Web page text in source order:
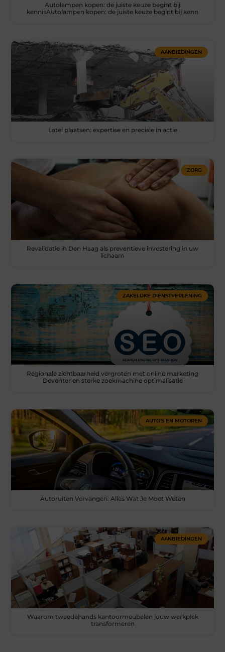
Autolampen kopen: de juiste keuze begint bij
kennisAutolampen kopen: de juiste keuze begint bij kenn
AANBIEDINGEN
Latei plaatsen: expertise en precisie in actie
ZORG
Revalidatie in Den Haag als preventieve investering in uw
lichaam
ZAKELIJKE DIENSTVERLENING
Regionale zichtbaarheid vergroten met online marketing
Deventer en sterke zoekmachine optimalisatie
AUTO’S EN MOTOREN
Autoruiten Vervangen: Alles Wat Je Moet Weten
AANBIEDINGEN
Waarom tweedehands kantoormeubelen jouw werkplek
transformeren